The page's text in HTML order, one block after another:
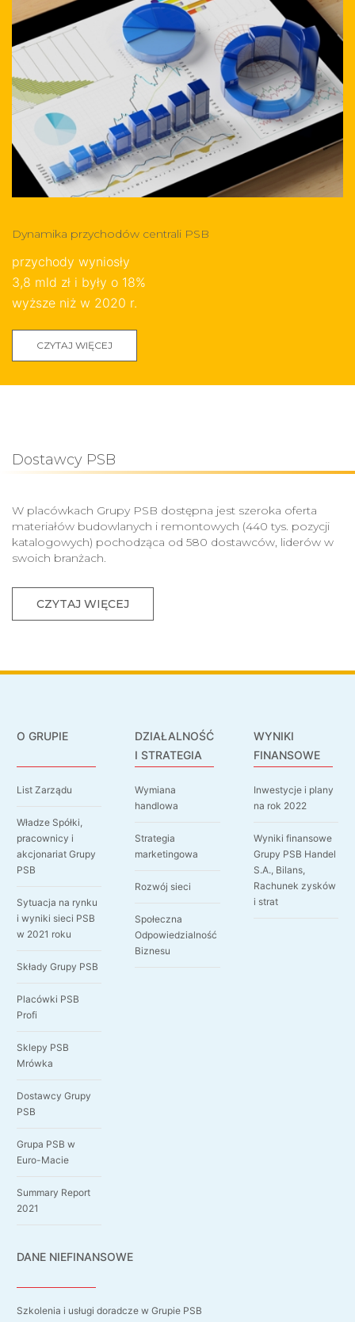
Dynamika przychodów centrali PSB
przychody wyniosły
3,8 mld zł i były o 18%
wyższe niż w 2020 r.
CZYTAJ WIĘCEJ
Dostawcy PSB
W placówkach Grupy PSB dostępna jest szeroka oferta
materiałów budowlanych i remontowych (440 tys. pozycji
katalogowych) pochodząca od 580 dostawców, liderów w
swoich branżach.
CZYTAJ WIĘCEJ
O GRUPIE
List Zarządu
Władze Spółki,
pracownicy i
akcjonariat Grupy
PSB
Sytuacja na rynku
i wyniki sieci PSB
w 2021 roku
Składy Grupy PSB
Placówki PSB
Profi
Sklepy PSB
Mrówka
Dostawcy Grupy
PSB
Grupa PSB w
Euro-Macie
Summary Report
2021
DZIAŁALNOŚĆ
I STRATEGIA
Wymiana
handlowa
Strategia
marketingowa
Rozwój sieci
Społeczna
Odpowiedzialność
Biznesu
WYNIKI
FINANSOWE
Inwestycje i plany
na rok 2022
Wyniki finansowe
Grupy PSB Handel
S.A., Bilans,
Rachunek zysków
i strat
DANE NIEFINANSOWE
Szkolenia i usługi doradcze w Grupie PSB